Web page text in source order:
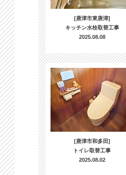
[唐津市東唐津]
キッチン水栓取替工事
2025.08.08
[唐津市和多田]
トイレ取替工事
2025.08.02